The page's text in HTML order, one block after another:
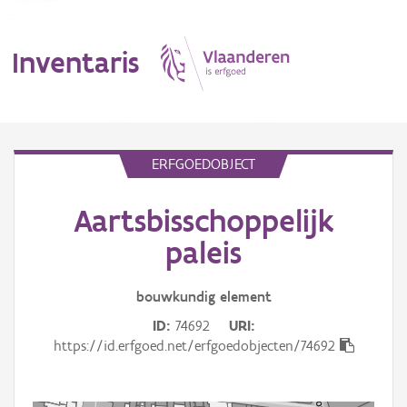
Inventaris
Erfgoedobject
ERFGOEDOBJECT
Aartsbisschoppelijk
paleis
bouwkundig element
ID 74692
URI
https://id.erfgoed.net/erfgoedobjecten/74692